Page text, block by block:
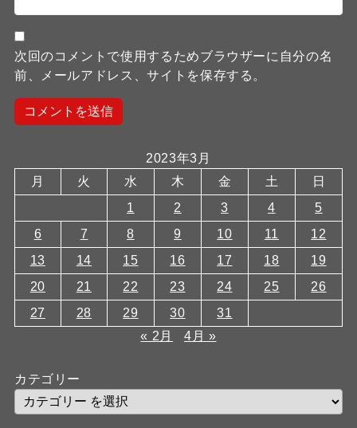
次回のコメントで使用するためブラウザーに自分の名
前、メールアドレス、サイトを保存する。
2023年3月
月
火 水 木 金 土
日
1
2 3 4
5
6
7 8 9 10 11
12
13
14 15 16 17 18
19
20
21 22 23 24 25
26
27
28 29 30
31
« 2月
4月 »
カテゴリー